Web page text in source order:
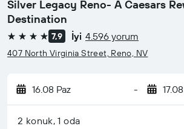
Silver Legacy Reno- A Caesars
Destination
4 yıldız 7,9 İyi 4.596 yorum
407 North Virginia Street, Reno, NV
16.08 Paz -
2 konuk, 1 oda